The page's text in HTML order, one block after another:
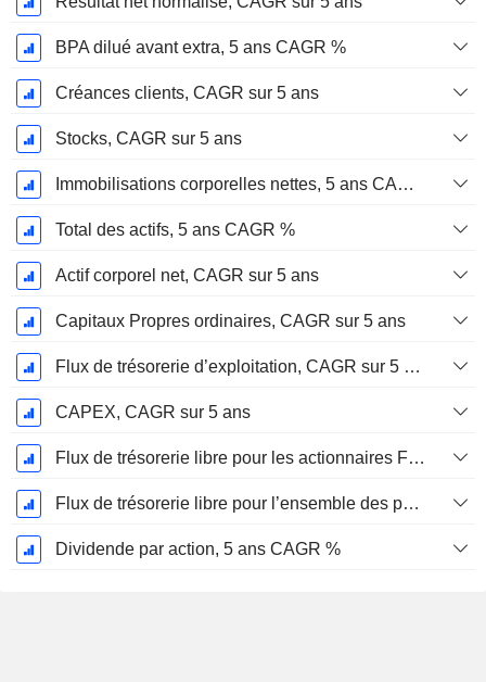
BPA dilué avant extra, 5 ans CAGR %
Créances clients, CAGR sur 5 ans
Stocks, CAGR sur 5 ans
Immobilisations corporelles nettes, 5 ans CAGR %
Total des actifs, 5 ans CAGR %
Actif corporel net, CAGR sur 5 ans
Capitaux Propres ordinaires, CAGR sur 5 ans
Flux de trésorerie d’exploitation, CAGR sur 5 ans
CAPEX, CAGR sur 5 ans
Flux de trésorerie libre pour les actionnaires FCFE, CAGR sur 5 ans
Flux de trésorerie libre pour l’ensemble des pourvoyeurs de fonds (créanciers et actionnaires) FCFF, CAGR sur 5 ans
Dividende par action, 5 ans CAGR %